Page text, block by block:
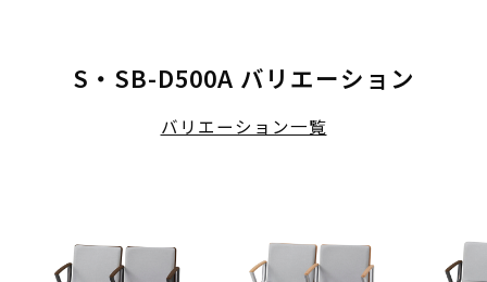
S・SB-D500A バリエーション
バリエーション一覧